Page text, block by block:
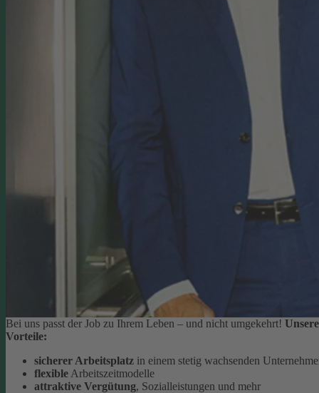
Bei uns passt der Job zu Ihrem Leben – und nicht umgekehrt! Unsere
Vorteile:
sicherer Arbeitsplatz in einem stetig wachsenden
flexible Arbeitszeitmodelle
attraktive Vergütung, Sozialleistungen und mehr